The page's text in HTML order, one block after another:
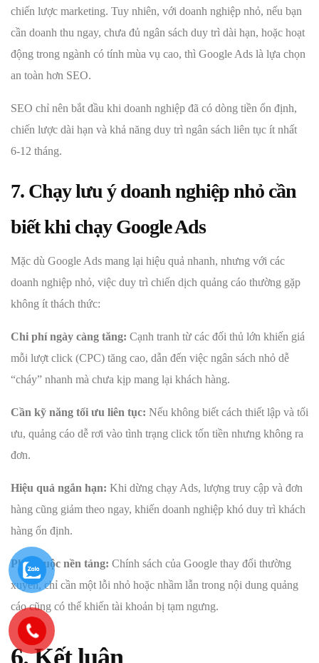
chiến lược marketing. Tuy nhiên, với doanh nghiệp nhỏ, nếu bạn
cần doanh thu ngay, chưa đủ ngân sách duy trì dài hạn, hoặc hoạt
động trong ngành có tính mùa vụ cao, thì Google Ads là lựa chọn
an toàn hơn SEO.
SEO chỉ nên bắt đầu khi doanh nghiệp đã có dòng tiền ổn định,
chiến lược dài hạn và khả năng duy trì ngân sách liên tục ít nhất
6-12 tháng.
7. Chạy lưu ý doanh nghiệp nhỏ cần
biết khi chạy Google Ads
Mặc dù Google Ads mang lại hiệu quả nhanh, nhưng với các
doanh nghiệp nhỏ, việc duy trì chiến dịch quảng cáo thường gặp
không ít thách thức:
Chi phí ngày càng tăng: Cạnh tranh từ các đối thủ lớn khiến giá
mỗi lượt click (CPC) tăng cao, dẫn đến việc ngân sách nhỏ dễ
“cháy” nhanh mà chưa kịp mang lại khách hàng.
Cần kỹ năng tối ưu liên tục: Nếu không biết cách thiết lập và tối
ưu, quảng cáo dễ rơi vào tình trạng click tốn tiền nhưng không ra
đơn.
Hiệu quả ngắn hạn: Khi dừng chạy Ads, lượng truy cập và đơn
hàng cũng giảm theo ngay, khiến doanh nghiệp khó duy trì khách
hàng ổn định.
Phụ thuộc nền tảng: Chính sách của Google thay đổi thường
xuyên, chỉ cần một lỗi nhỏ hoặc nhầm lẫn trong nội dung quảng
cáo cũng có thể khiến tài khoản bị tạm ngưng.
6. Kết luận